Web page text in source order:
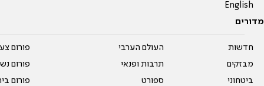
English
מדורים
חדשות
מבזקים
ביטחוני
העולם הערבי
תרבות ופנאי
ספורט
פורום
פורום
פורום